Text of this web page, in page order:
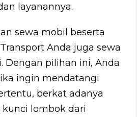
layanannya.
sewa mobil beserta
Anda juga sewa
Dengan pilihan ini, Anda
ingin mendatangi
berkat adanya
lombok dari